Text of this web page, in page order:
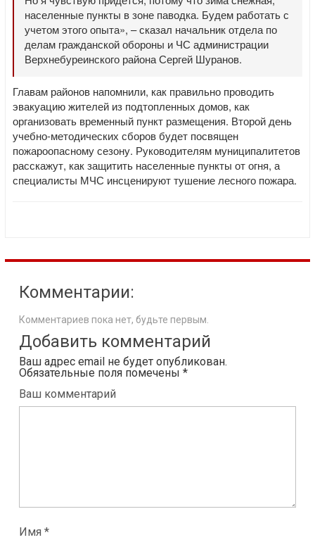
населенные пункты в зоне паводка. Будем работать с
учетом этого опыта», – сказал начальник отдела по
делам гражданской обороны и ЧС администрации
Верхнебуреинского района Сергей Шуранов.
Главам районов напомнили, как правильно проводить
эвакуацию жителей из подтопленных домов, как
организовать временный пункт размещения. Второй день
учебно-методических сборов будет посвящен
пожароопасному сезону. Руководителям муниципалитетов
расскажут, как защитить населенные пункты от огня, а
специалисты МЧС инсценируют тушение лесного пожара.
Комментарии:
Комментариев пока нет, будьте первым.
Добавить комментарий
Ваш адрес email не будет опубликован.
Обязательные поля помечены *
Ваш комментарий
Имя *